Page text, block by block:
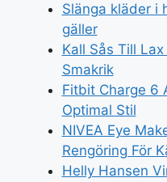
Slänga kläder i
gäller
Kall Sås Till
Smakrik
Fitbit Charge 6
Optimal Stil
NIVEA Eye
Rengöring För
Helly Hansen